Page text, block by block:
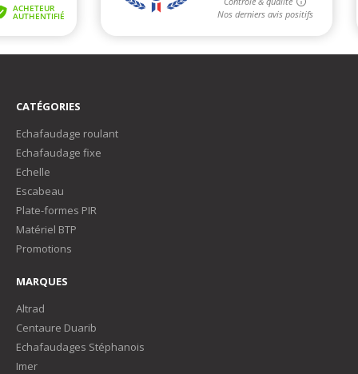
CATÉGORIES
Echafaudage roulant
Echafaudage fixe
Echelle
Escabeau
Plate-formes PIR
Matériel BTP
Promotions
MARQUES
Altrad
Centaure Duarib
Echafaudages Stéphanois
Imer